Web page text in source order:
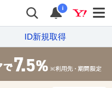
i
ID新規取得